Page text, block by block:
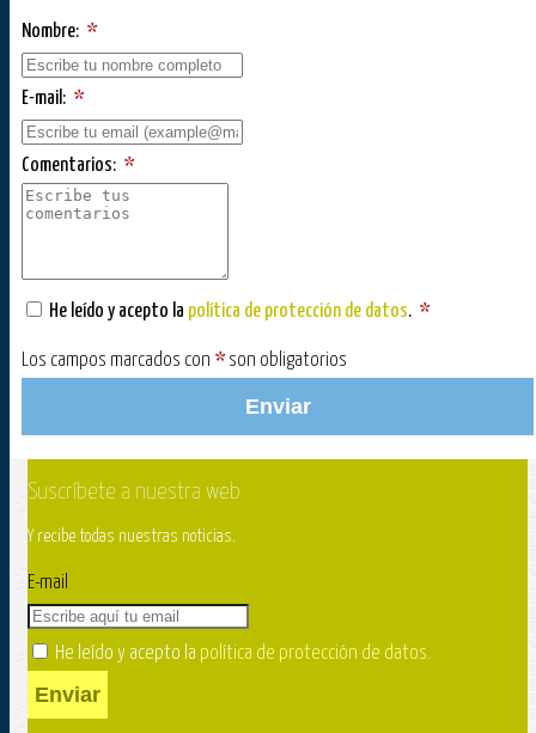
Nombre: *
E-mail: *
Comentarios: *
He leído y acepto la política de protección de datos. *
Los campos marcados con * son obligatorios
Enviar
Suscríbete a nuestra web
Y recibe todas nuestras noticias.
E-mail
He leído y acepto la política de protección de datos.
Enviar